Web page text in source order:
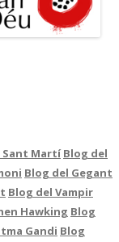
Sant Martí Blog del
Blog del Gegant
Blog del Vampir
Hawking Blog
Gandi Blog